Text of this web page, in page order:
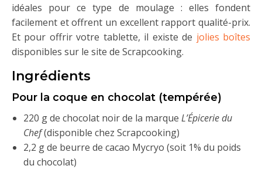
idéales pour ce type de moulage : elles fondent
facilement et offrent un excellent rapport qualité-prix.
Et pour offrir votre tablette, il existe de jolies boîtes
disponibles sur le site de Scrapcooking.
Ingrédients
Pour la coque en chocolat (tempérée)
220 g de chocolat noir de la marque L’Épicerie du
Chef(disponible chez Scrapcooking)
2,2 g de beurre de cacao Mycryo (soit 1% du poids
du chocolat)